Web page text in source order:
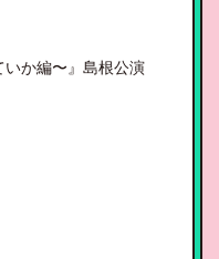
いか編〜』島根公演